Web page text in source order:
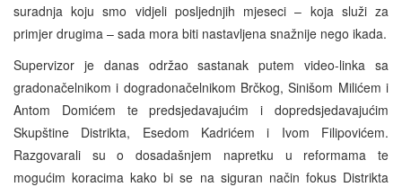
suradnja koju smo vidjeli posljednjih mjeseci – koja služi za
primjer drugima – sada mora biti nastavljena snažnije nego ikada.
Supervizor je danas održao sastanak putem video-linka sa
gradonačelnikom i dogradonačelnikom Brčkog, Sinišom Milićem i
Antom Domićem te predsjedavajućim i dopredsjedavajućim
Skupštine Distrikta, Esedom Kadrićem i Ivom Filipovićem.
Razgovarali su o dosadašnjem napretku u reformama te
mogućim koracima kako bi se na siguran način fokus Distrikta